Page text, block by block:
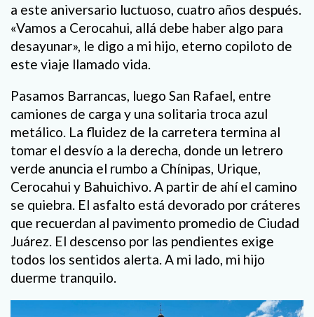
a este aniversario luctuoso, cuatro años después.
«Vamos a Cerocahui, allá debe haber algo para
desayunar», le digo a mi hijo, eterno copiloto de
este viaje llamado vida.
Pasamos Barrancas, luego San Rafael, entre
camiones de carga y una solitaria troca azul
metálico. La fluidez de la carretera termina al
tomar el desvío a la derecha, donde un letrero
verde anuncia el rumbo a Chínipas, Urique,
Cerocahui y Bahuichivo. A partir de ahí el camino
se quiebra. El asfalto está devorado por cráteres
que recuerdan al pavimento promedio de Ciudad
Juárez. El descenso por las pendientes exige
todos los sentidos alerta. A mi lado, mi hijo
duerme tranquilo.